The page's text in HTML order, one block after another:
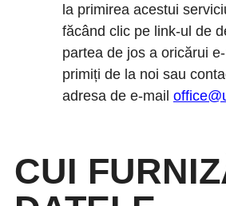
la primirea acestui
făcând clic pe link-ul de
partea de jos a oricărui
primiți de la noi sau
adresa de e-mail
CUI